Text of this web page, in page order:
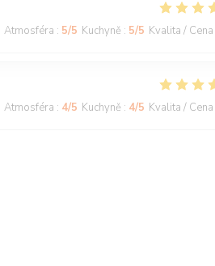
Atmosféra : 5/5 Kuchyně : 5/5 Kvalita / Cena
Atmosféra : 4/5 Kuchyně : 4/5 Kvalita / Cena